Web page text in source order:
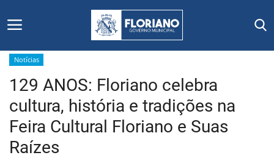
Início
Editais
Floriano
Notícias
129 ANOS: Floriano celebra
cultura, história e tradições na
Feira Cultural Floriano e Suas
Raízes